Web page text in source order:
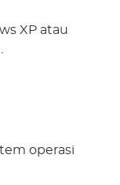
XP atau
operasi